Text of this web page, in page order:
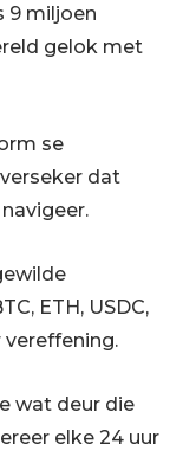
9 miljoen
gelok met
se
dat
ETH, USDC,
vereffening.
wat deur die
elke 24 uur